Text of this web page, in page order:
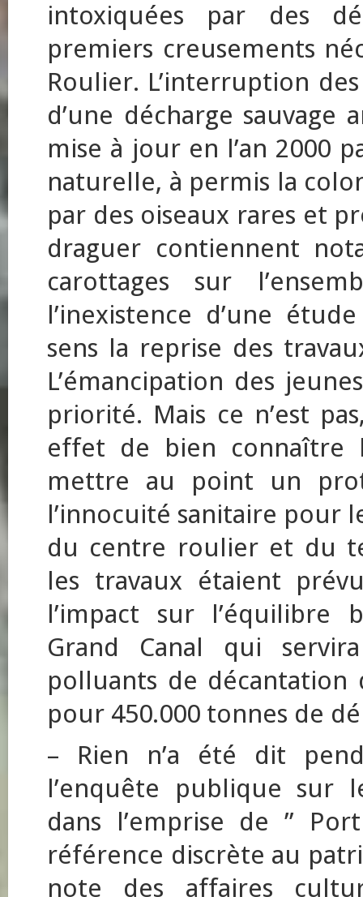
intoxiquées par des
premiers creusements
Roulier. L’interruption
d’une décharge
mise à jour en l’an 2000
naturelle, à permis la
par des oiseaux rares et
draguer contiennent
carottages sur
l’inexistence d’une
sens la reprise des
L’émancipation des
priorité. Mais ce n’est
effet de bien connaître
mettre au point un
l’innocuité sanitaire pour
du centre roulier et du
les travaux étaient
l’impact sur l’équilibre
Grand Canal qui
polluants de
pour 450.000 tonnes de
– Rien n’a été dit
l’enquête publique sur
dans l’emprise de ”
référence discrète au
note des affaires